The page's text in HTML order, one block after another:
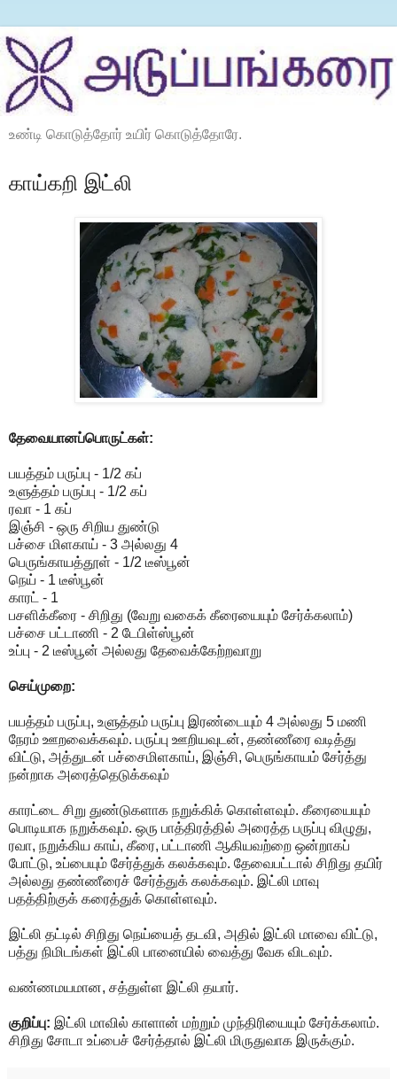
உண்டி கொடுத்தோர் உயிர் கொடுத்தோரே.
காய்கறி இட்லி
தேவையானப்பொருட்கள்:
பயத்தம் பருப்பு - 1/2 கப்
உளுத்தம் பருப்பு - 1/2 கப்
ரவா - 1 கப்
இஞ்சி - ஒரு சிறிய துண்டு
பச்சை மிளகாய் - 3 அல்லது 4
பெருங்காயத்தூள் - 1/2 டீஸ்பூன்
நெய் - 1 டீஸ்பூன்
காரட் - 1
பசளிக்கீரை - சிறிது (வேறு வகைக் கீரையையும் சேர்க்கலாம்)
பச்சை பட்டாணி - 2 டேபிள்ஸ்பூன்
உப்பு - 2 டீஸ்பூன் அல்லது தேவைக்கேற்றவாறு
செய்முறை:
பயத்தம் பருப்பு, உளுத்தம் பருப்பு இரண்டையும் 4 அல்லது 5 மணி
நேரம் ஊறவைக்கவும். பருப்பு ஊறியவுடன், தண்ணீரை வடித்து
விட்டு, அத்துடன் பச்சைமிளகாய், இஞ்சி, பெருங்காயம் சேர்த்து
நன்றாக அரைத்தெடுக்கவும்
காரட்டை சிறு துண்டுகளாக நறுக்கிக் கொள்ளவும். கீரையையும்
பொடியாக நறுக்கவும். ஒரு பாத்திரத்தில் அரைத்த பருப்பு விழுது,
ரவா, நறுக்கிய காய், கீரை, பட்டாணி ஆகியவற்றை ஒன்றாகப்
போட்டு, உப்பையும் சேர்த்துக் கலக்கவும். தேவைபட்டால் சிறிது தயிர்
அல்லது தண்ணீரைச் சேர்த்துக் கலக்கவும். இட்லி மாவு
பதத்திற்குக் கரைத்துக் கொள்ளவும்.
இட்லி தட்டில் சிறிது நெய்யைத் தடவி, அதில் இட்லி மாவை விட்டு,
பத்து நிமிடங்கள் இட்லி பானையில் வைத்து வேக விடவும்.
வண்ணமயமான, சத்துள்ள இட்லி தயார்.
குறிப்பு: இட்லி மாவில் காளான் மற்றும் முந்திரியையும் சேர்க்கலாம்.
சிறிது சோடா உப்பைச் சேர்த்தால் இட்லி மிருதுவாக இருக்கும்.